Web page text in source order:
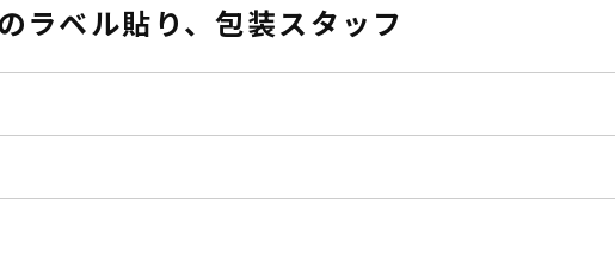
ラベル貼り、包装スタッフ